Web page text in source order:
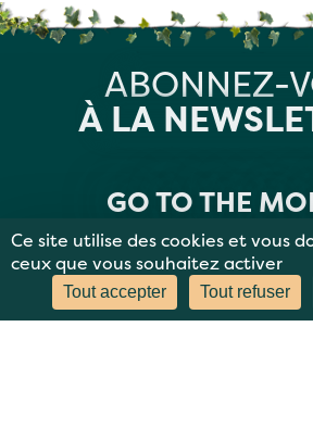
Ce site utilise des cookies et vous
ceux que vous souhaitez activer
Tout accepter Tout refuser
ABONNEZ-
À LA
GO TO THE